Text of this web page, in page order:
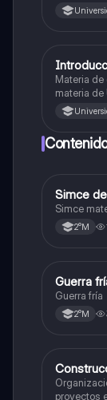
Otros
Materia de
materia de
Simce
Simce
2°M
Historia
Guerra
Guerra fría
2°M
Historia
proyectos